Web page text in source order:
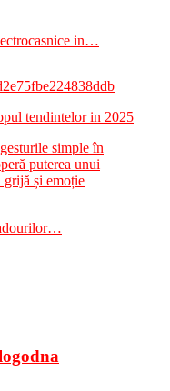
in…
tendintelor in 2025